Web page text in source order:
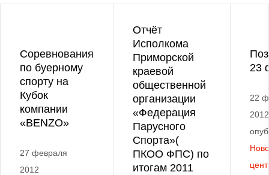
Соревнования
по буерному
спорту на
Кубок
компании
«BENZO»
27 февраля
2012
Отчёт
Исполкома
Приморской
краевой
общественной
организации
«Федерация
Парусного
Спорта»(
ПКОО ФПС) по
итогам 2011
23
22
2012